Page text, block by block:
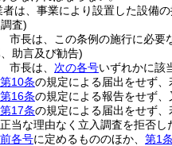
者は、事業により設置した設備
査)
市長は、この条例の施行に必要
助言及び勧告)
市長は、 次の各号いずれかに該
第10条の規定による届出をせず
第16条の規定による報告をせず、
第17条の規定による届出をせず
正当な理由なく立入調査を拒否し
前各号に定めるもののほか、 第1条